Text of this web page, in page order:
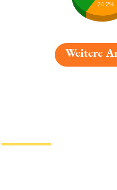
24.2%
Weitere